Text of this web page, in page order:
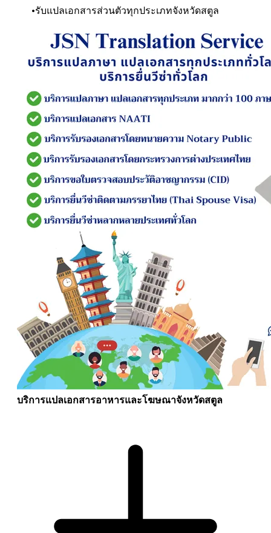
​รับแปลเอกสารส่วนตัวทุกประเภทจังหวัดสตูล
บริการแปลเอกสารอาหารและโฆษณาจังหวัดสตูล